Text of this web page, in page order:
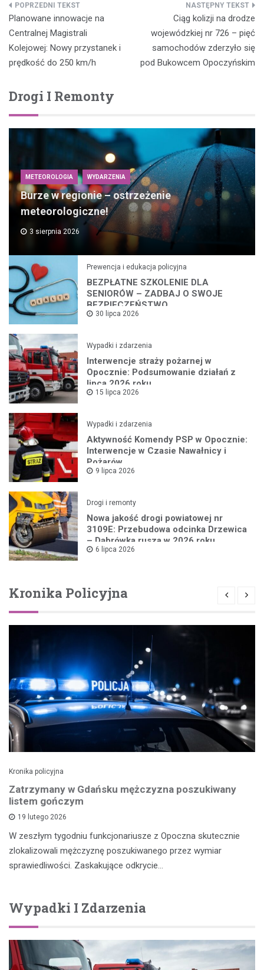
Nawigacja
wpisu
Planowane innowacje na
Centralnej Magistrali
Kolejowej: Nowy przystanek i
prędkość do 250 km/h
Ciąg kolizji na drodze
wojewódzkiej nr 726 – pięć
samochodów zderzyło się
pod Bukowcem Opoczyńskim
Drogi I Remonty
METEOROLOGIA WYDARZENIA
Burze w regionie – ostrzeżenie
meteorologiczne!
3 sierpnia 2026
Prewencja i edukacja policyjna
BEZPŁATNE SZKOLENIE DLA
SENIORÓW – ZADBAJ O SWOJE
BEZPIECZEŃSTWO
30 lipca 2026
Wypadki i zdarzenia
Interwencje straży pożarnej w
Opocznie: Podsumowanie działań z
lipca 2026 roku
15 lipca 2026
Wypadki i zdarzenia
Aktywność Komendy PSP w Opocznie:
Interwencje w Czasie Nawałnicy i
Pożarów
9 lipca 2026
Drogi i remonty
Nowa jakość drogi powiatowej nr
3109E: Przebudowa odcinka Drzewica
– Dąbrówka rusza w 2026 roku
6 lipca 2026
Kronika Policyjna
Kronika policyjna
Zatrzymany w Gdańsku mężczyzna poszukiwany
listem gończym
19 lutego 2026
W zeszłym tygodniu funkcjonariusze z Opoczna skutecznie
zlokalizowali mężczyznę poszukiwanego przez wymiar
sprawiedliwości. Zaskakujące odkrycie…
Wypadki I Zdarzenia